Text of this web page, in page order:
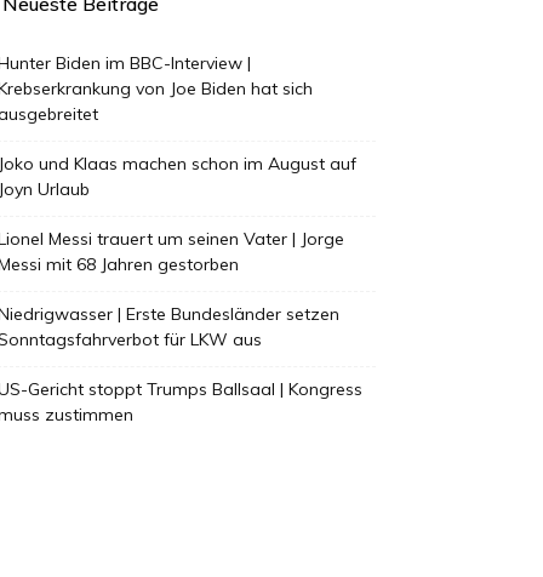
Biden im BBC-Interview |
von Joe Biden hat sich
Joko und Klaas machen schon im August auf
Joyn Urlaub
Messi trauert um seinen Vater | Jorge
mit 68 Jahren gestorben
| Erste Bundesländer setzen
für LKW aus
Gericht stoppt Trumps Ballsaal | Kongress
zustimmen